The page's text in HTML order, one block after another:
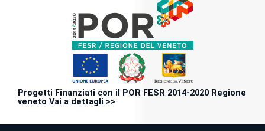
Progetti Finanziati con il POR FESR 2014-2020 Regione
veneto Vai a dettagli >>